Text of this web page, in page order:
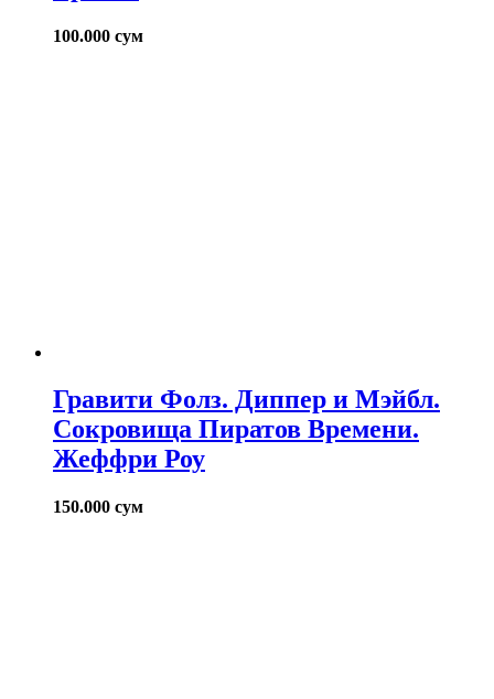
100.000 сум
Гравити Фолз. Диппер и Мэйбл.
Сокровища Пиратов Времени.
Жеффри Роу
150.000 сум